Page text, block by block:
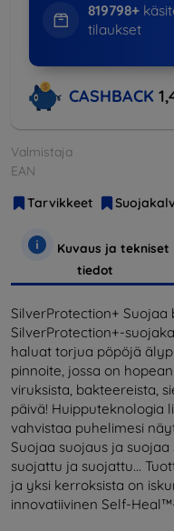
819798+
tilaukset
CASHBACK
Valmistaja
EAN
Tarvikkeet
Kuvaus ja tekniset
tiedot
SilverProtection+ Suojaa
SilverProtection+-
haluat torjua pöpöjä
pinnoite, jossa on
viruksista, bakteereista,
päivä! Huipputeknologia
vahvistaa puhelimesi
Suojaa suojaus ja
suojattu ja suojattu...
ja yksi kerroksista on
innovatiivinen Self-